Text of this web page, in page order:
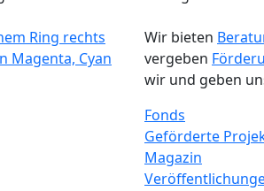
Wir bieten
vergeben
wir und geben
Fonds
Geförderte
Magazin